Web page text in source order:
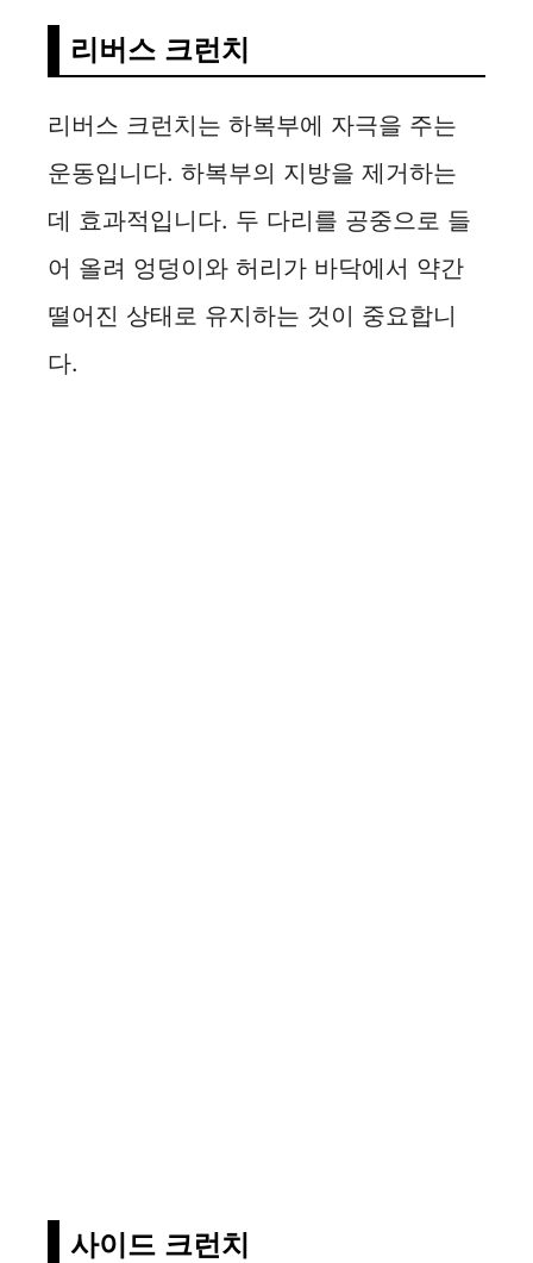
리버스 크런치
리버스 크런치는 하복부에 자극을 주는
운동입니다. 하복부의 지방을 제거하는
데 효과적입니다. 두 다리를 공중으로 들
어 올려 엉덩이와 허리가 바닥에서 약간
떨어진 상태로 유지하는 것이 중요합니
다.
사이드 크런치